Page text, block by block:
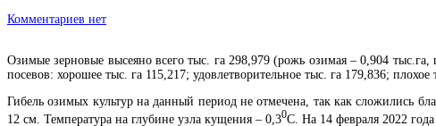
Комментариев нет
Озимые зерновые высеяно всего тыс. га 298,979 (рожь озимая – 0,904
посевов: хорошее тыс. га 115,217; удовлетворительное тыс. га 179,836; плохое
Гибель озимых культур на данный период не отмечена, так как сложились
12 см. Температура на глубине узла кущения – 0,30С. На 14 февраля 2022 года